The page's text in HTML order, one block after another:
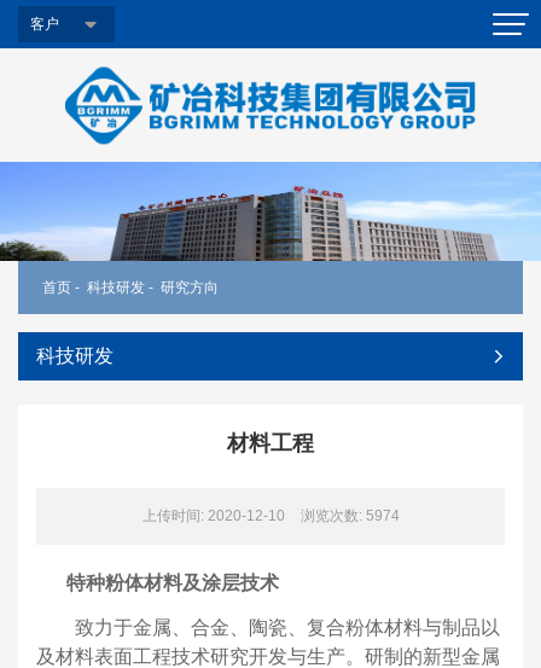
客户
首页 - 科技研发 - 研究方向
科技研发
材料工程
上传时间: 2020-12-10 浏览次数: 5974
特种粉体材料及涂层技术
致力于金属、合金、陶瓷、复合粉体材料与制品以
及材料表面工程技术研究开发与生产。研制的新型金属